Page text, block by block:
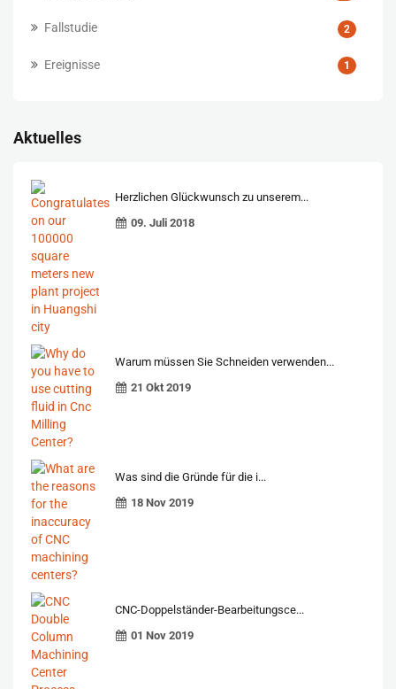
Fallstudie 2
Ereignisse 1
Aktuelles
Herzlichen Glückwunsch zu unserem...
09. Juli 2018
Warum müssen Sie Schneiden verwenden...
21 Okt 2019
Was sind die Gründe für die i...
18 Nov 2019
CNC-Doppelständer-Bearbeitungsce...
01 Nov 2019